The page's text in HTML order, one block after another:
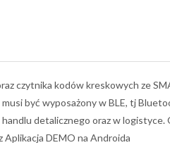
czytnika kodów kreskowych ze
być wyposażony w BLE, tj
detalicznego oraz w
DEMO na Androida